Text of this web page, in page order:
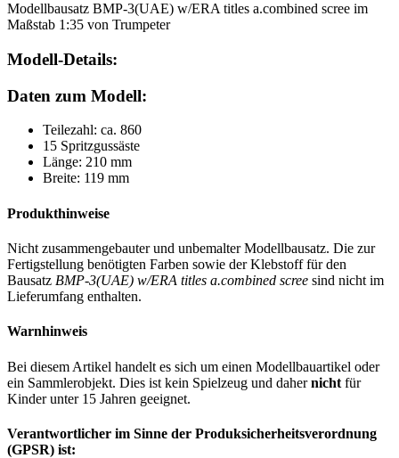
Modellbausatz BMP-3(UAE) w/ERA titles a.combined scree im
Maßstab 1:35 von Trumpeter
Modell-Details:
Daten zum Modell:
Teilezahl: ca. 860
15 Spritzgussäste
Länge: 210 mm
Breite: 119 mm
Produkthinweise
Nicht zusammengebauter und unbemalter Modellbausatz. Die zur
Fertigstellung benötigten Farben sowie der Klebstoff für den
Bausatz BMP-3(UAE) w/ERA titles a.combined scree sind nicht im
Lieferumfang enthalten.
Warnhinweis
Bei diesem Artikel handelt es sich um einen Modellbauartikel oder
ein Sammlerobjekt. Dies ist kein Spielzeug und dahernicht für
Kinder unter 15 Jahren geeignet.
Verantwortlicher im Sinne der Produksicherheitsverordnung
(GPSR) ist: